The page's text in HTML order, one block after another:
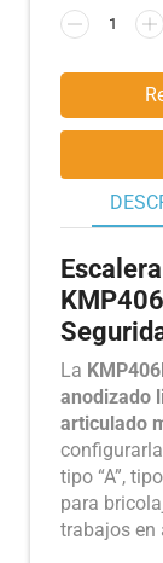
La
anodizado
articulado
tipo “A”,
para
trabajos en